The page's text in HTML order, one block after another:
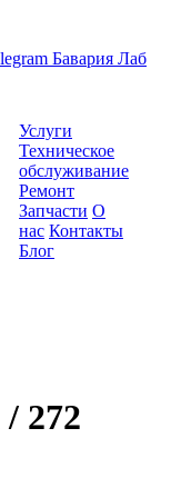
Услуги
Техническое
обслуживание
Ремонт
Запчасти О
нас Контакты
Блог
272